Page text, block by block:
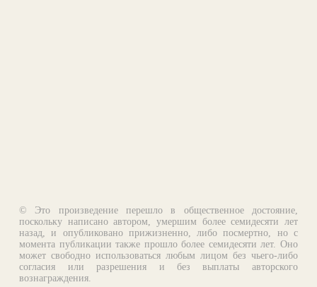
© Это произведение перешло в общественное достояние,
поскольку написано автором, умершим более семидесяти лет
назад, и опубликовано прижизненно, либо посмертно, но с
момента публикации также прошло более семидесяти лет. Оно
может свободно использоваться любым лицом без чьего-либо
согласия или разрешения и без выплаты авторского
вознаграждения.